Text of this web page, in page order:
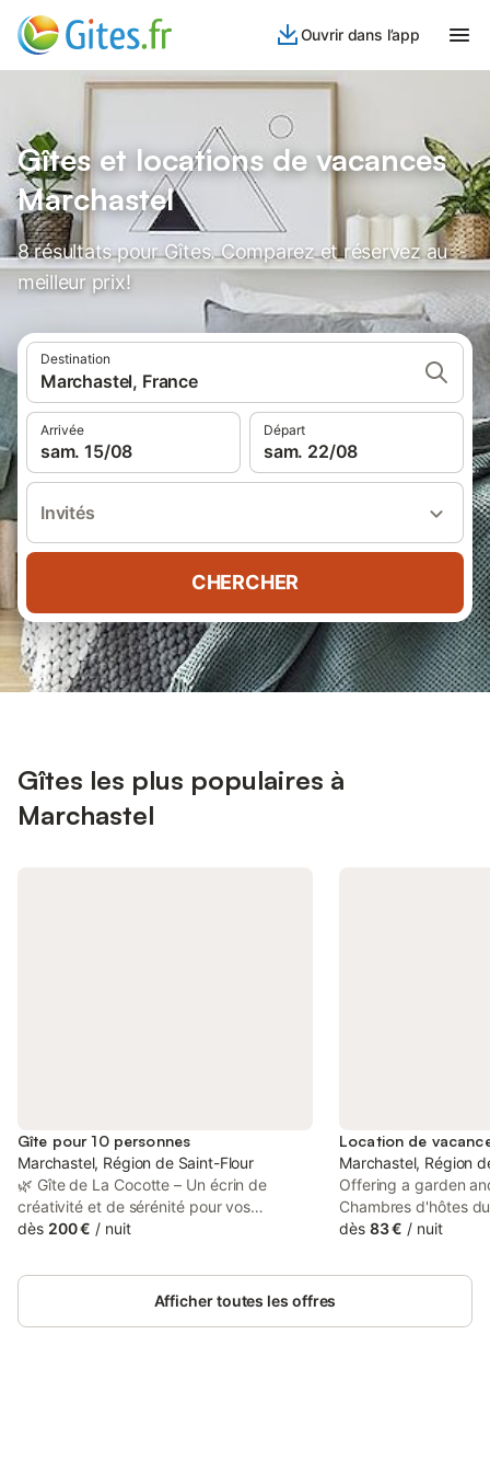
Ouvrir dans l’app
Gîtes et locations de vacances
Marchastel
8 résultats pour Gîtes. Comparez et réservez au
meilleur prix!
Destination
Marchastel, France
Arrivée
sam. 15/08
Départ
sam. 22/08
Invités
CHERCHER
Gîtes les plus populaires à
Marchastel
Gîte pour 10 personnes
Marchastel, Région de Saint-Flour
🌿 Gîte de La Cocotte – Un écrin de
créativité et de sérénité pour vos
vacances d’été ! 🌿 Nous avons
bloc* avec passion, créativité et respect
pour l’environnement, en privilégiant des
dès 200 € / nuit
Marchastel, Région
Offering a garden
Chambres d'hôtes
is located in
Peyrol. This
dès 83 € / nuit
Afficher toutes les offres